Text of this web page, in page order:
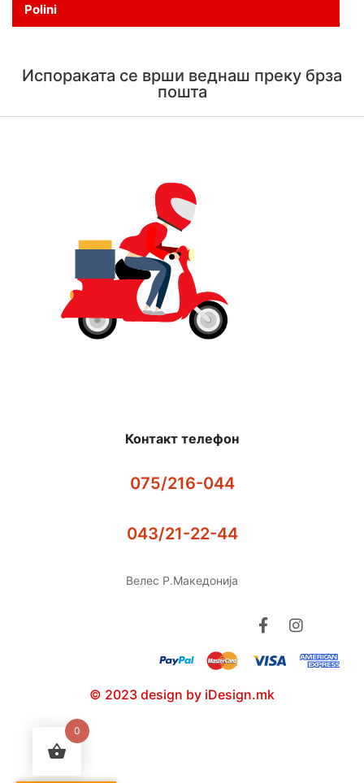
Polini
Испораката се врши веднаш преку брза
пошта
Контакт телефон
075/216-044
043/21-22-44
Велес Р.Македонија
© 2023 design by iDesign.mk
0